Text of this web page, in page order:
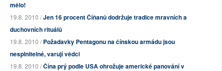
mělo!
19.8. 2010 /Jen 16 procent Číňanů dodržuje tradice mravních a
duchovních rituálů
19.8. 2010 /Požadavky Pentagonu na čínskou armádu jsou
nesplnitelné, varují vědci
19.8. 2010 /Čína prý podle USA ohrožuje americké panování v